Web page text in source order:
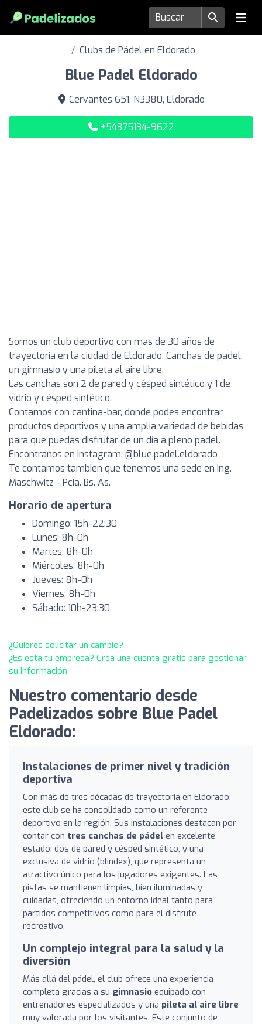
Clubs de Pádel en Eldorado
Blue Padel Eldorado
Cervantes 651, N3380, Eldorado
+54375134-9622
Somos un club deportivo con mas de 30 años de
trayectoria en la ciudad de Eldorado. Canchas de padel,
un gimnasio y una pileta al aire libre.
Las canchas son 2 de pared y césped sintético y 1 de
vidrio y césped sintético.
Contamos con cantina-bar, donde podes encontrar
productos deportivos y una amplia variedad de bebidas
para que puedas disfrutar de un día a pleno padel.
Encontranos en instagram: @blue.padel.eldorado
Te contamos tambien que tenemos una sede en Ing.
Maschwitz - Pcia. Bs. As.
Horario de apertura
Domingo: 15h-22:30
Lunes: 8h-0h
Martes: 8h-0h
Miércoles: 8h-0h
Jueves: 8h-0h
Viernes: 8h-0h
Sábado: 10h-23:30
¿Quieres solicitar un cambio?
¿Es esta tu empresa? Crea una cuenta gratis para gestionar
su información
Nuestro comentario desde
Padelizados sobre Blue Padel
Eldorado:
Instalaciones de primer nivel y tradición
deportiva
Con más de tres décadas de trayectoria en Eldorado,
este club se ha consolidado como un referente
deportivo en la región. Sus instalaciones destacan por
contar con tres canchas de pádel en excelente
estado: dos de pared y césped sintético, y una
exclusiva de vidrio (blindex), que representa un
atractivo único para los jugadores exigentes. Las
pistas se mantienen limpias, bien iluminadas y
cuidadas, ofreciendo un entorno ideal tanto para
partidos competitivos como para el disfrute
recreativo.
Un complejo integral para la salud y la
diversión
Más allá del pádel, el club ofrece una experiencia
completa gracias a su gimnasio equipado con
entrenadores especializados y una pileta al aire libre
muy valorada por los visitantes. Este conjunto de